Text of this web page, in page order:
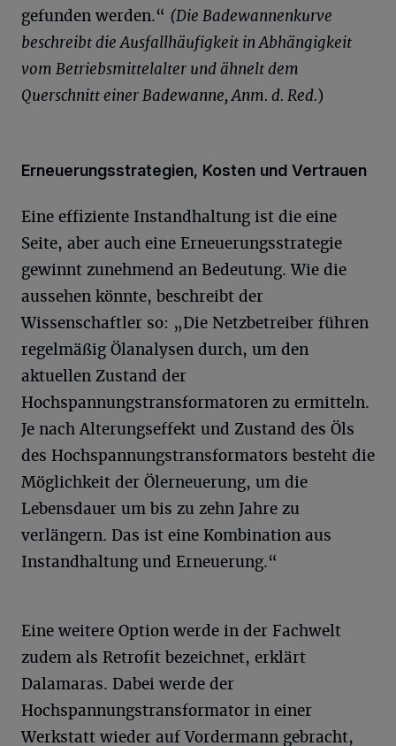
gefunden werden.“ (Die Badewannenkurve
beschreibt die Ausfallhäufigkeit in Abhängigkeit
vom Betriebsmittelalter und ähnelt dem
Querschnitt einer Badewanne, Anm. d. Red.)
Erneuerungsstrategien, Kosten und Vertrauen
Eine effiziente Instandhaltung ist die eine
Seite, aber auch eine Erneuerungsstrategie
gewinnt zunehmend an Bedeutung. Wie die
aussehen könnte, beschreibt der
Wissenschaftler so: „Die Netzbetreiber führen
regelmäßig Ölanalysen durch, um den
aktuellen Zustand der
Hochspannungstransformatoren zu ermitteln.
Je nach Alterungseffekt und Zustand des Öls
des Hochspannungstransformators besteht die
Möglichkeit der Ölerneuerung, um die
Lebensdauer um bis zu zehn Jahre zu
verlängern. Das ist eine Kombination aus
Instandhaltung und Erneuerung.“
Eine weitere Option werde in der Fachwelt
zudem als Retrofit bezeichnet, erklärt
Dalamaras. Dabei werde der
Hochspannungstransformator in einer
Werkstatt wieder auf Vordermann gebracht,